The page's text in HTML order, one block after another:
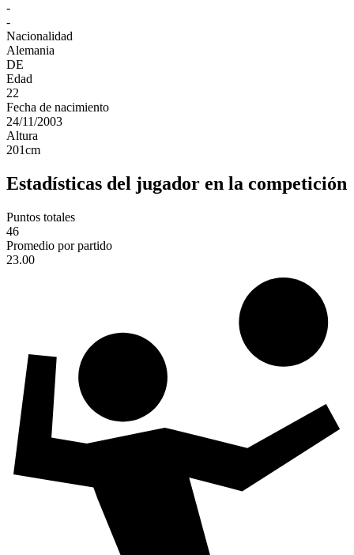
-
-
Nacionalidad
Alemania
DE
Edad
22
Fecha de nacimiento
24/11/2003
Altura
201cm
Estadísticas del jugador en la competición
Puntos totales
46
Promedio por partido
23.00